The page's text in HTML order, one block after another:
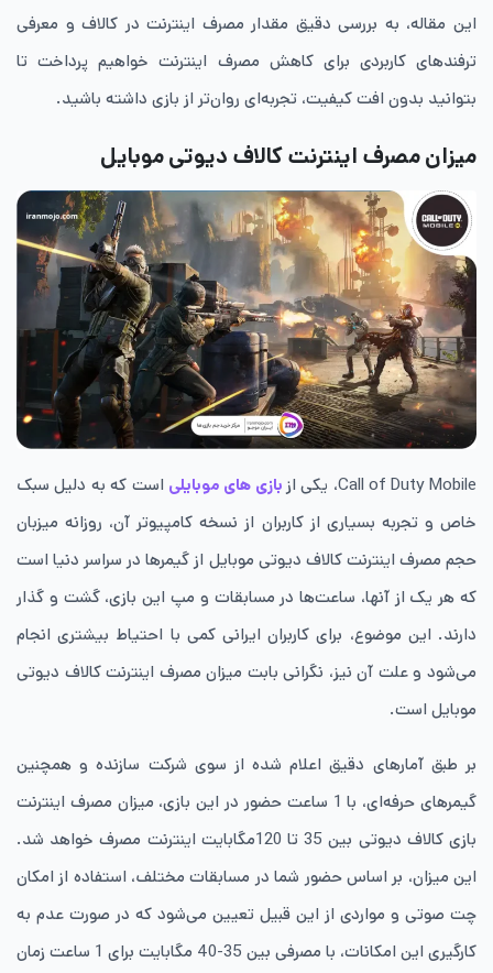
این مقاله، به بررسی دقیق مقدار مصرف اینترنت در کالاف و معرفی
ترفندهای کاربردی برای کاهش مصرف اینترنت خواهیم پرداخت تا
بتوانید بدون افت کیفیت، تجربه‌ای روان‌تر از بازی داشته باشید.
میزان مصرف اینترنت کالاف دیوتی موبایل
Call of Duty Mobile، یکی از بازی های موبایلی است که به دلیل سبک
خاص و تجربه بسیاری از کاربران از نسخه کامپیوتر آن، روزانه میزبان
حجم مصرف اینترنت کالاف دیوتی موبایل از گیمرها در سراسر دنیا است
که هر یک از آنها، ساعت‌ها در مسابقات و مپ این بازی، گشت و گذار
دارند. این موضوع، برای کاربران ایرانی کمی با احتیاط بیشتری انجام
می‌شود و علت آن نیز، نگرانی بابت میزان مصرف اینترنت کالاف دیوتی
موبایل است.
بر طبق آمارهای دقیق اعلام شده از سوی شرکت سازنده و همچنین
گیمرهای حرفه‌ای، با 1 ساعت حضور در این بازی، میزان مصرف اینترنت
بازی کالاف دیوتی بین 35 تا 120مگابایت اینترنت مصرف خواهد شد.
این میزان، بر اساس حضور شما در مسابقات مختلف، استفاده از امکان
چت صوتی و مواردی از این قبیل تعیین می‌شود که در صورت عدم به
کارگیری این امکانات، با مصرفی بین 35-40 مگابایت برای 1 ساعت زمان